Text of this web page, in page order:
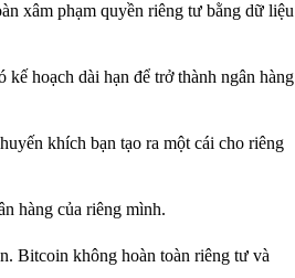
xâm phạm quyền riêng tư bằng dữ liệu
hoạch dài hạn để trở thành ngân hàng
khích bạn tạo ra một cái cho riêng
hàng của riêng mình.
Bitcoin không hoàn toàn riêng tư và